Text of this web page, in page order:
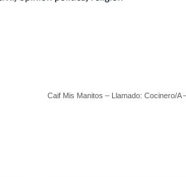
Caif Mis Manitos – Llamado: Cocinero/A